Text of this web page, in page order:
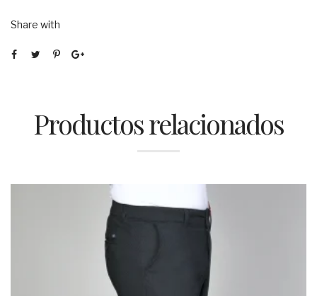
Share with
Productos relacionados